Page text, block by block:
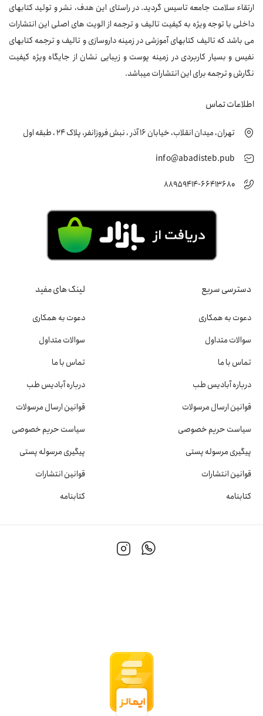
ارتقاء سلامت جامعه تاسیس گردید. در راستای این هدف، نشر و تولید کتابهای
داخلی با توجه ویژه به کیفیت تالیف و ترجمه از الویت های اصلی این انتشارات
می باشد که تالیف کتابهای آموزشی در زمینه داروسازی و تالیف و ترجمه کتابهای
نفیس و بسیار کاربردی در زمینه پوست و زیبایی نشان از جایگاه ویژه کیفیت
نگارش و ترجمه برای این انتشارات میباشد.
اطلاعات تماس
تهران، میدان انقلاب، خیابان 16 آذر ، نبش فروزانفر، پلاک 24 ، طبقه اول
info@abadisteb.pub
88959414-66413680
دسترسی سریع
دعوت به همکاری
سوالات متداول
تماس با ما
درباره آبادیس طب
قوانین ارسال مرسولات
سیاست حریم خصوصی
پیگیری مرسوله پستی
قوانین انتشارات
کتابنامه
لینک های مفید
دعوت به همکاری
سوالات متداول
تماس با ما
درباره آبادیس طب
قوانین ارسال مرسولات
سیاست حریم خصوصی
پیگیری مرسوله پستی
قوانین انتشارات
کتابنامه